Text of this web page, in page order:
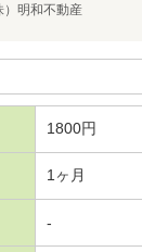
）明和不動産
1800円
1ヶ月
-